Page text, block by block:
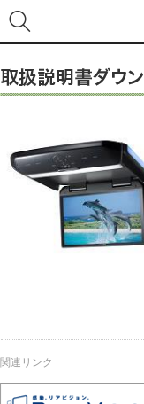
関連リンク